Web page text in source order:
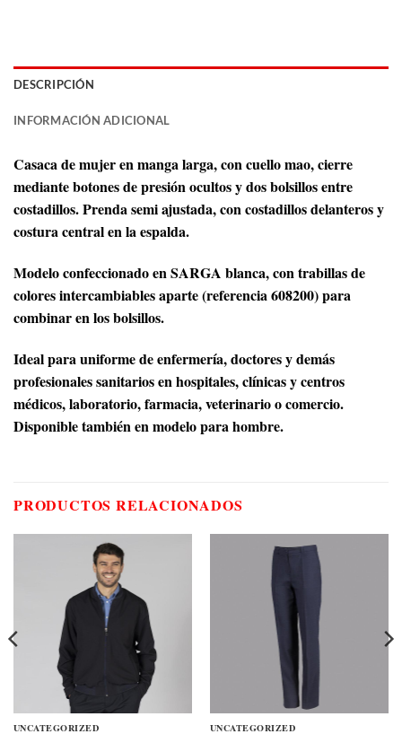
DESCRIPCIÓN
INFORMACIÓN ADICIONAL
Casaca de mujer en manga larga, con cuello mao, cierre
mediante botones de presión ocultos y dos bolsillos entre
costadillos. Prenda semi ajustada, con costadillos delanteros y
costura central en la espalda.
Modelo confeccionado en SARGA blanca, con trabillas de
colores intercambiables aparte (referencia 608200) para
combinar en los bolsillos.
Ideal para uniforme de enfermería, doctores y demás
profesionales sanitarios en hospitales, clínicas y centros
médicos, laboratorio, farmacia, veterinario o comercio.
Disponible también en modelo para hombre.
PRODUCTOS RELACIONADOS
UNCATEGORIZED UNCATEGORIZED